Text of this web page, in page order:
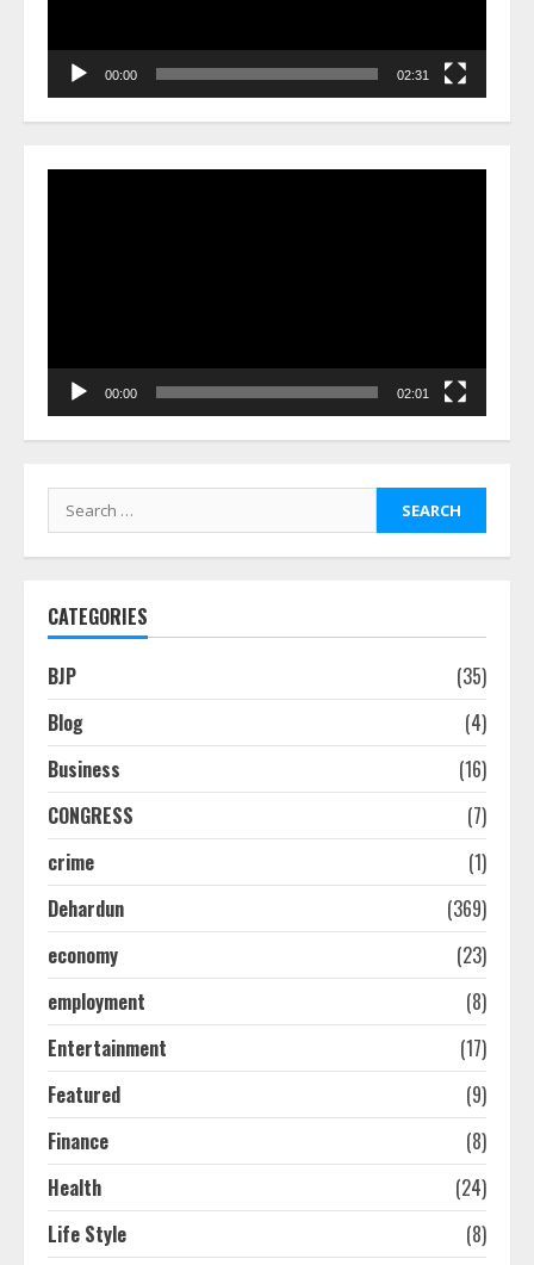
00:00 02:31
00:00 02:01
Search
for:
CATEGORIES
BJP
(35)
Blog
(4)
Business
(16)
CONGRESS
(7)
crime
(1)
Dehardun
(369)
economy
(23)
employment
(8)
Entertainment
(17)
Featured
(9)
Finance
(8)
Health
(24)
Life Style
(8)